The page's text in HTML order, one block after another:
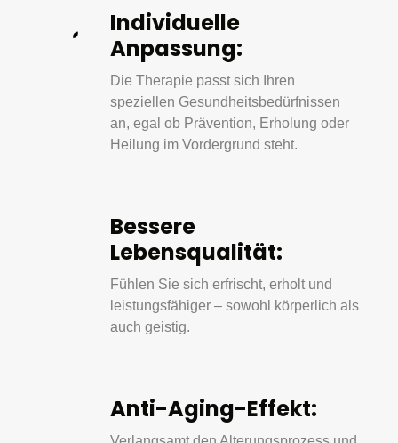
Individuelle
Anpassung:
Die Therapie passt sich Ihren
speziellen Gesundheitsbedürfnissen
an, egal ob Prävention, Erholung oder
Heilung im Vordergrund steht.
Bessere
Lebensqualität:
Fühlen Sie sich erfrischt, erholt und
leistungsfähiger – sowohl körperlich als
auch geistig.
Anti-Aging-Effekt: